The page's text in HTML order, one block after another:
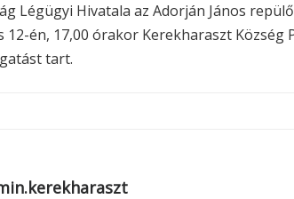
Légügyi Hivatala az Adorján János
12-én, 17,00 órakor Kerekharaszt Község
tart.